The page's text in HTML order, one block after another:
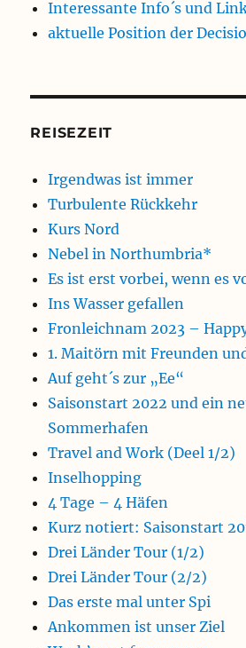
Interessante Info´s und
aktuelle Position der
REISEZEIT
Irgendwas ist immer
Turbulente Rückkehr
Kurs Nord
Nebel in Northumbria*
Es ist erst vorbei, wenn es
Ins Wasser gefallen
Fronleichnam 2023 –
1. Maitörn mit Freunden
Auf geht´s zur „Ee“
Saisonstart 2022 und ein
Sommerhafen
Travel and Work (Deel 1/2)
Inselhopping
4 Tage – 4 Häfen
Kurz notiert: Saisonstart
Drei Länder Tour (1/2)
Drei Länder Tour (2/2)
Das erste mal unter Spi
Ankommen ist unser Ziel